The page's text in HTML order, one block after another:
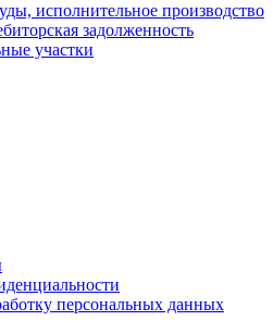
исполнительное производство
задолженность
участки
персональных данных